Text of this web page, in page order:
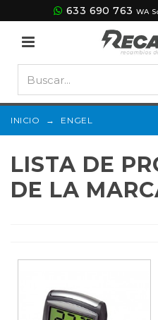
633 690 763 WA
INICIO → ENGEL
LISTA DE
DE LA